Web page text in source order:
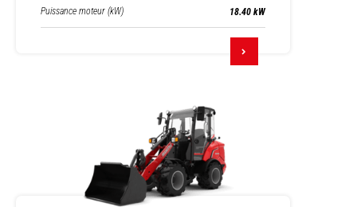
Puissance moteur (kW) 18.40 kW